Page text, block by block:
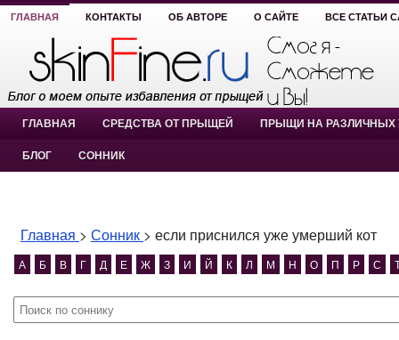
ГЛАВНАЯ КОНТАКТЫ ОБ АВТОРЕ О САЙТЕ ВСЕ СТАТЬИ
ГЛАВНАЯ СРЕДСТВА ОТ ПРЫЩЕЙ ПРЫЩИ НА РАЗЛИЧНЫХ
БЛОГ СОННИК
Главная > Сонник > если приснился уже умерший кот
А Б В Г Д Е Ж З И Й К Л М Н О П Р С